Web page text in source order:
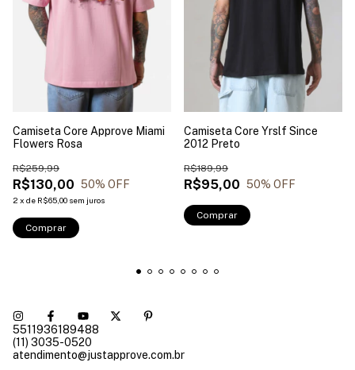
Camiseta Core Approve Miami
Flowers Rosa
R$130,00
R$259,99
50% OFF
2 x de R$65,00 sem juros
Comprar
Camiseta Core Yrslf Since
2012 Preto
R$95,00
R$189,99
50% OFF
Comprar
5511936189488
(11) 3035-0520
atendimento@justapprove.com.br